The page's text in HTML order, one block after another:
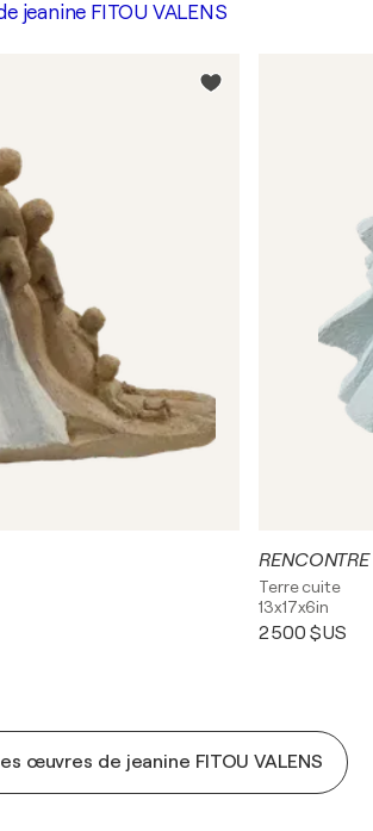
jeanine FITOU VALENS
RENCONTRE
Terre cuite
13x17x6in
2 500 $US
œuvres de jeanine FITOU VALENS